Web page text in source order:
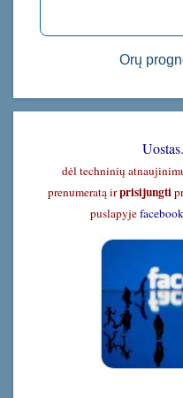
Orų
Uostas
dėl techninių
prenumeratą irprisijungti
puslapyje